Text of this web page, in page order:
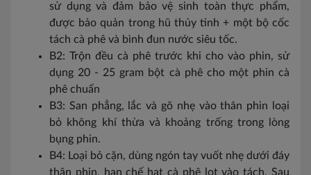
sử dụng và đảm bảo vệ sinh toàn thực phẩm,
được bảo quản trong hũ thủy tinh + một bộ cốc
tách cà phê và bình đun nước siêu tốc.
B2: Trộn đều cà phê trước khi cho vào phin, sử
dụng 20 - 25 gram bột cà phê cho một phin cà
phê chuẩn
B3: San phẳng, lắc và gõ nhẹ vào thân phin loại
bỏ không khí thừa và khoảng trống trong lòng
bụng phin.
B4: Loại bỏ cặn, dùng ngón tay vuốt nhẹ dưới đáy
thân phin, hạn chế hạt cà phê lọt vào tách. Sau